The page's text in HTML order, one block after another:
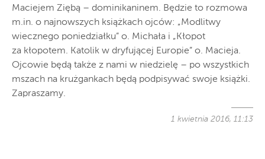
Maciejem Ziębą – dominikaninem. Będzie to rozmowa
m.in. o najnowszych książkach ojców: „Modlitwy
wiecznego poniedziałku” o. Michała i „Kłopot
za kłopotem. Katolik w dryfującej Europie” o. Macieja.
Ojcowie będą także z nami w niedzielę – po wszystkich
mszach na krużgankach będą podpisywać swoje książki.
Zapraszamy.
1 kwietnia 2016, 11:13